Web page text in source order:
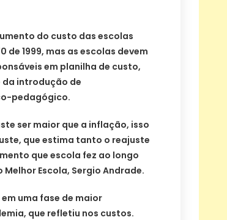
do custo das escolas
1999, mas as escolas devem
em planilha de custo,
da introdução de
pedagógico.
ser maior que a inflação, isso
que estima tanto o reajuste
que escola fez ao longo
Escola, Sergio Andrade.
uma fase de maior
que refletiu nos custos.